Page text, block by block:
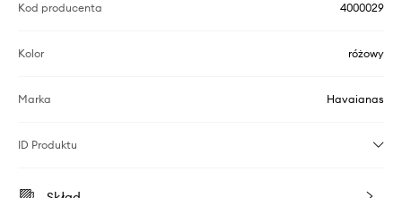
Kod producenta 4000029
Kolor różowy
Marka Havaianas
ID Produktu